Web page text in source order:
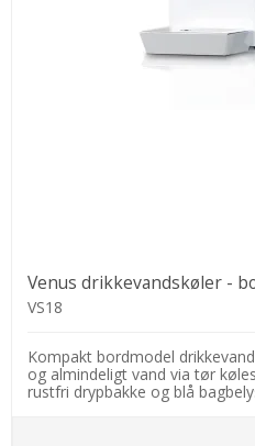
Venus drikkevandskøler -
VS18
Kompakt bordmodel
og almindeligt vand via tør
rustfri drypbakke og blå